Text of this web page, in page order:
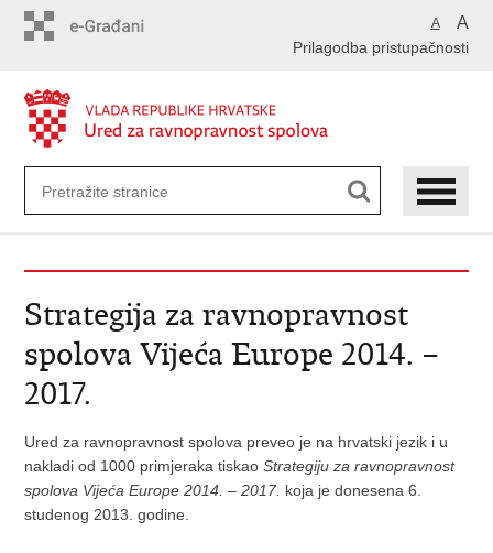
A A
Prilagodba pristupačnosti
Strategija za ravnopravnost
spolova Vijeća Europe 2014. –
2017.
Ured za ravnopravnost spolova preveo je na hrvatski jezik i u
nakladi od 1000 primjeraka tiskaoStrategiju za ravnopravnost
spolova Vijeća Europe 2014. – 2017. koja je donesena 6.
studenog 2013. godine.